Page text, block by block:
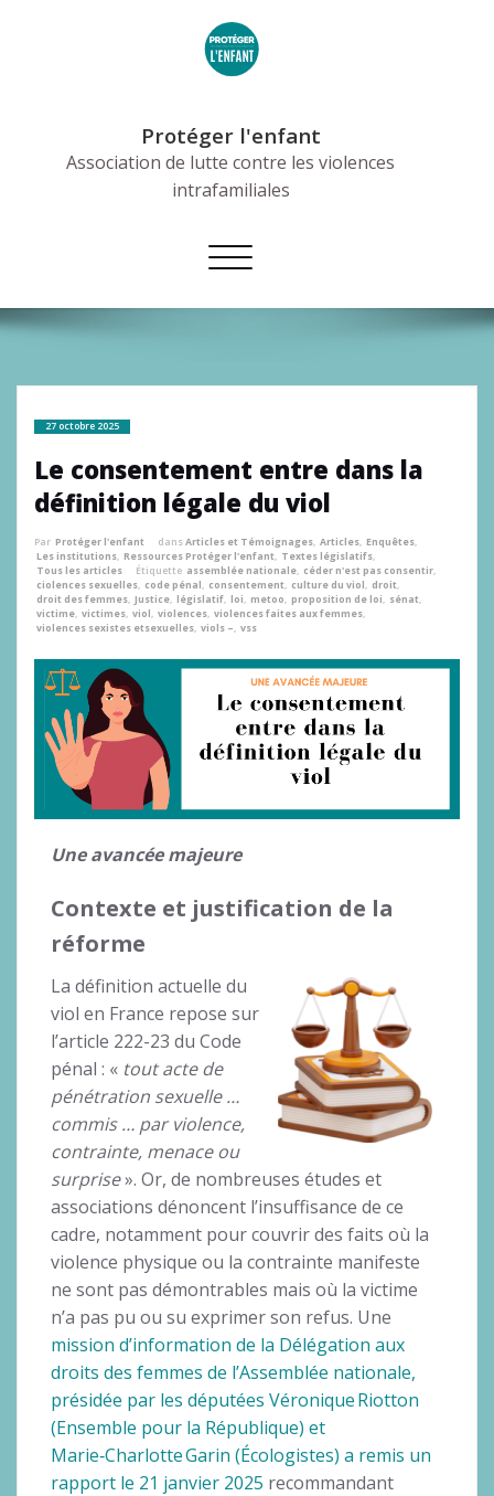
Protéger l'enfant
Association de lutte contre les violences
intrafamiliales
Afficher/masquer
la
27 octobre 2025
Le consentement entre dans la
définition légale du viol
Par Protéger l'enfant dansArticles et Témoignages, Articles, Enquêtes,
Les institutions, Ressources Protéger l'enfant, Textes législatifs,
Tous les articles
Étiquette assemblée nationale, céder n'est pas consentir,
ciolences sexuelles, code pénal, consentement, culture du viol, droit,
droit des femmes, Justice, législatif, loi, metoo, proposition de loi, sénat,
victime, victimes, viol, violences, violences faites aux femmes,
violences sexistes etsexuelles, viols –, vss
Une avancée majeure
Contexte et justification de la
réforme
La définition actuelle du
viol en France repose sur
l’article 222-23 du Code
pénal : « tout acte de
pénétration sexuelle …
commis … par violence,
contrainte, menace ou
surprise». Or, de nombreuses études et
associations dénoncent l’insuffisance de ce
cadre, notamment pour couvrir des faits où la
violence physique ou la contrainte manifeste
ne sont pas démontrables mais où la victime
n’a pas pu ou su exprimer son refus. Une
mission d’information de la Délégation aux
droits des femmes de l’Assemblée nationale,
présidée par les députées Véronique Riotton
(Ensemble pour la République) et
Marie‑Charlotte Garin (Écologistes) a remis un
rapport le 21 janvier 2025 recommandant